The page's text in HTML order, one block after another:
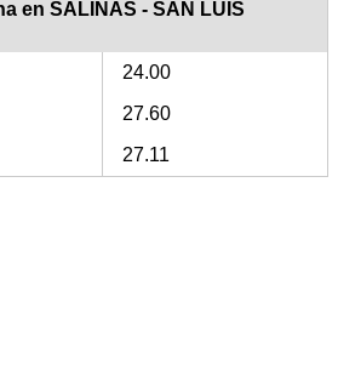
en SALINAS - SAN LUIS
24.00
27.60
27.11